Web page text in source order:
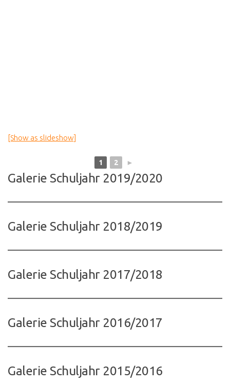
[Show as slideshow]
1 2 ►
Galerie Schuljahr 2019/2020
Galerie Schuljahr 2018/2019
Galerie Schuljahr 2017/2018
Galerie Schuljahr 2016/2017
Galerie Schuljahr 2015/2016